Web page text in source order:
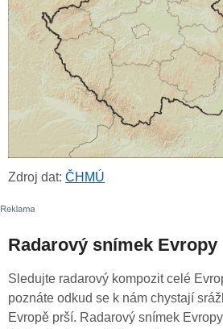
Zdroj dat: ČHMÚ
Radarový snímek Evropy
Sledujte radarový kompozit celé
poznáte odkud se k nám chystají
Evropě prší. Radarový snímek